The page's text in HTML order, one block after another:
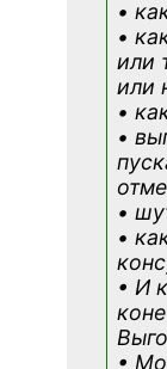
•
•
или
или
•
•
•
•
• И
•